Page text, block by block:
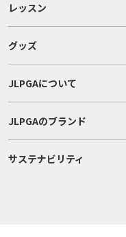
レッスン
グッズ
JLPGAについて
JLPGAのブランド
サステナビリティ